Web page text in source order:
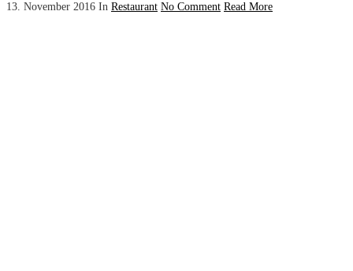
13. November 2016 In Restaurant No Comment Read More